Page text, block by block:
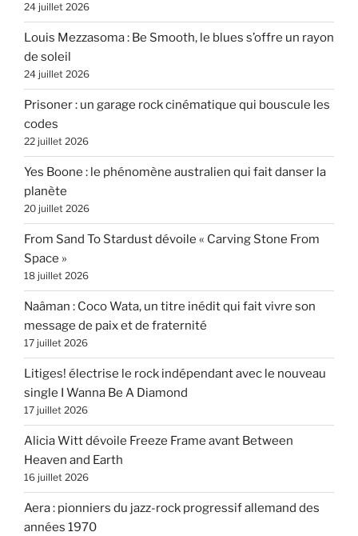
24 juillet 2026
Louis Mezzasoma : Be Smooth, le blues s’offre un rayon
de soleil
24 juillet 2026
Prisoner : un garage rock cinématique qui bouscule les
codes
22 juillet 2026
Yes Boone : le phénomène australien qui fait danser la
planète
20 juillet 2026
From Sand To Stardust dévoile « Carving Stone From
Space »
18 juillet 2026
Naâman : Coco Wata, un titre inédit qui fait vivre son
message de paix et de fraternité
17 juillet 2026
Litiges! électrise le rock indépendant avec le nouveau
single I Wanna Be A Diamond
17 juillet 2026
Alicia Witt dévoile Freeze Frame avant Between
Heaven and Earth
16 juillet 2026
Aera : pionniers du jazz-rock progressif allemand des
années 1970